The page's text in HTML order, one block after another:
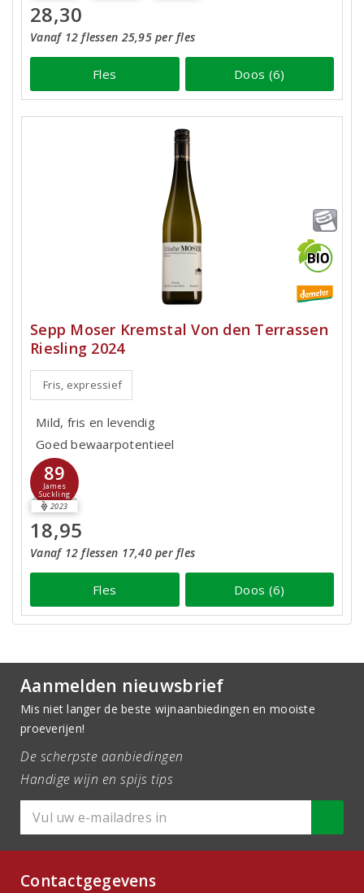
28,30
Vanaf 12 flessen 25,95 per fles
Fles Doos (6)
Sepp Moser Kremstal Von den Terrassen
Riesling 2024
Fris, expressief
Mild, fris en levendig
Goed bewaarpotentieel
89
James
Suckling
2023
18,95
Vanaf 12 flessen 17,40 per fles
Fles Doos (6)
Aanmelden nieuwsbrief
Mis niet langer de beste wijnaanbiedingen en mooiste
proeverijen!
De scherpste aanbiedingen
Handige wijn en spijs tips
Contactgegevens